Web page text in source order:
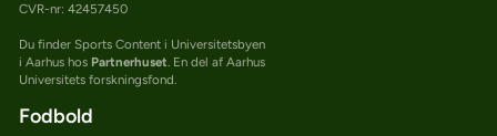
CVR-nr: 42457450
Du finder Sports Content i Universitetsbyen
i Aarhus hos Partnerhuset. En del af Aarhus
Universitets forskningsfond.
Fodbold